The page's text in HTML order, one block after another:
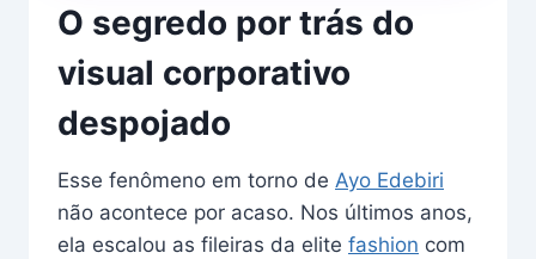
O segredo por trás do
visual corporativo
despojado
Esse fenômeno em torno de Ayo Edebiri
não acontece por acaso. Nos últimos anos,
ela escalou as fileiras da elite fashion com